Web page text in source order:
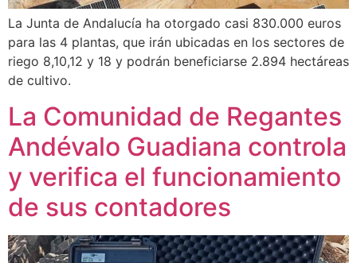
La Junta de Andalucía ha otorgado casi 830.000 euros
para las 4 plantas, que irán ubicadas en los sectores de
riego 8,10,12 y 18 y podrán beneficiarse 2.894 hectáreas
de cultivo.
La Comunidad de Regantes
Andévalo Guadiana controla
y verifica el funcionamiento
de sus contadores